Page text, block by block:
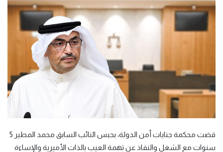
قضت محكمة جنايات أمن الدولة، بحبس النائب السابق محمد المطير 5
سنوات مع الشغل والنفاذ عن تهمة العيب بالذات الأميرية والإساءة